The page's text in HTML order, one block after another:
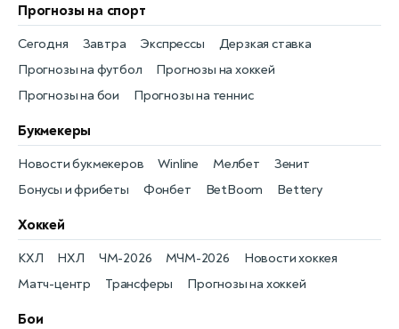
Прогнозы на спорт
Прогнозы на футбол
Сегодня
Прогнозы на хоккей
Завтра
Прогнозы на бои
Экспрессы
Прогнозы на теннис
Дерзкая ставка
Букмекеры
Бонусы и фрибеты
Новости букмекеров
Фонбет
Winline
BetBoom
Мелбет
Bettery
Зенит
Хоккей
Новости хоккея
КХЛ
Матч-центр
НХЛ
Трансферы
ЧМ-2026
Прогнозы на хоккей
МЧМ-2026
Бои